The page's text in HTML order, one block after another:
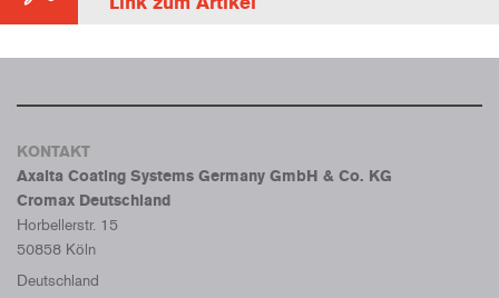
KONTAKT
Axalta Coating Systems Germany GmbH & Co. KG
Cromax Deutschland
Horbellerstr. 15
50858 Köln
Deutschland